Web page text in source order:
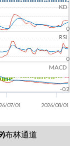
KD
RSI
MACD
07/01 2026/08/01
0
0
-0.2
布林通道